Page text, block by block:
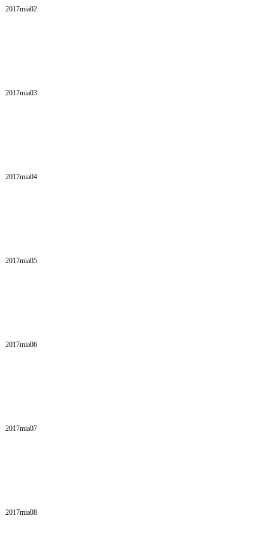
2017mia02
2017mia03
2017mia04
2017mia05
2017mia06
2017mia07
2017mia08